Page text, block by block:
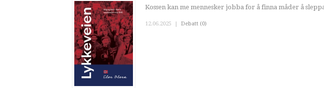
Kossen kan me mennesker jobba for å finna måder å
12.06.2025 | Debatt (0)